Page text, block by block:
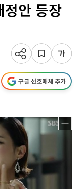
안 등장
구글 선호매체 추가